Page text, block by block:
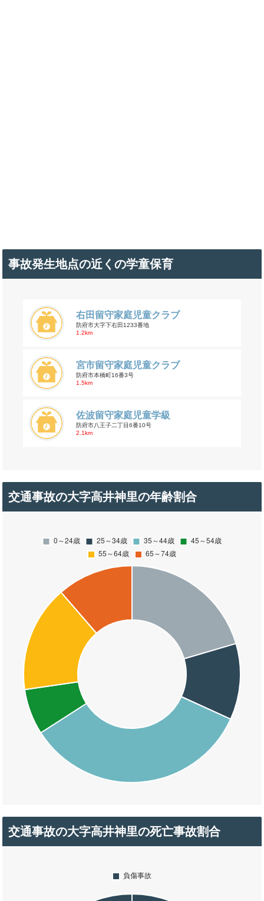
事故発生地点の近くの学童保育
右田留守家庭児童クラブ
防府市大字下右田1233番地
1.2km
宮市留守家庭児童クラブ
防府市本橋町16番3号
1.5km
佐波留守家庭児童学級
防府市八王子二丁目6番10号
2.1km
交通事故の大字高井神里の年齢割合
交通事故の大字高井神里の死亡事故割合